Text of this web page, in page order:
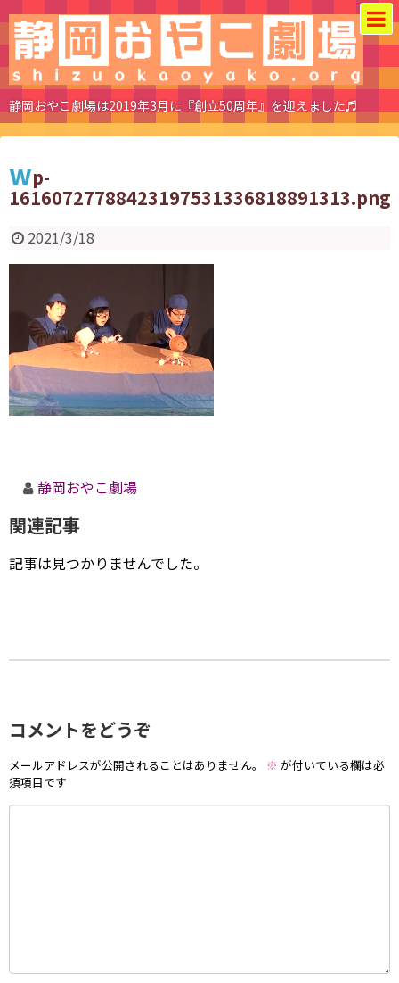
静岡おやこ劇場は2019年3月に『創立50周年』を迎えました♬
wp-
16160727788423197531336818891313.png
2021/3/18
静岡おやこ劇場
関連記事
記事は見つかりませんでした。
コメントをどうぞ
メールアドレスが公開されることはありません。 ※ が付いている欄は必
須項目です